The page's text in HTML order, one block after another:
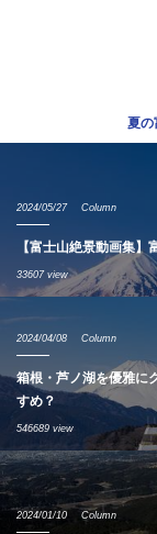
夏の
2024/05/27 Column
【富士山絶景動画集
33607 view
2024/04/08 Column
箱根・芦ノ湖を優雅に
すめ？
546689 view
2024/01/10 Column